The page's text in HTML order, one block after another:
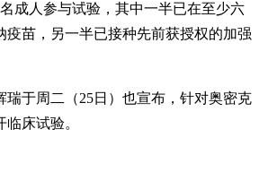
成人参与试验，其中一半已在至少六
疫苗，另一半已接种先前获授权的加强
瑞于周二（25日）也宣布，针对奥密克
床试验。